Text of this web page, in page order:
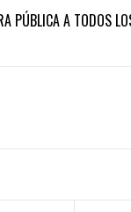
PÚBLICA A TODOS